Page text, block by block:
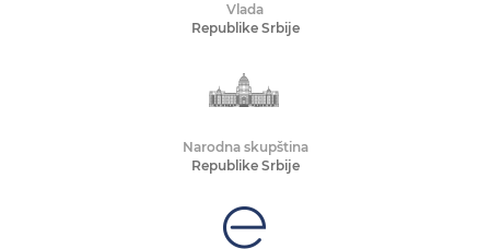
Vlada
Republike Srbije
Narodna skupština
Republike Srbije